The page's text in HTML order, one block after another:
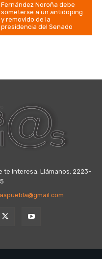
Fernández Noroña debe
someterse a un antidoping
y removido de la
presidencia del Senado
te interesa. Llámanos: 2223-